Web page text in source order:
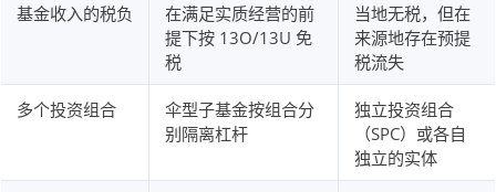
基金收入的税负
在满足实质经营的前
提下按 13O/13U 免
税
当地无税，但在
来源地存在预提
税流失
多个投资组合
伞型子基金按组合分
别隔离杠杆
独立投资组合
（SPC）或各自
独立的实体